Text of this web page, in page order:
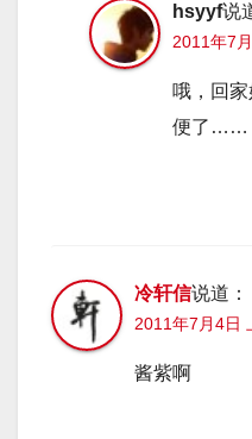
hsyyf说
2011年7
哦，回
便了……
冷轩信说道：
2011年7月4日
酱紫啊